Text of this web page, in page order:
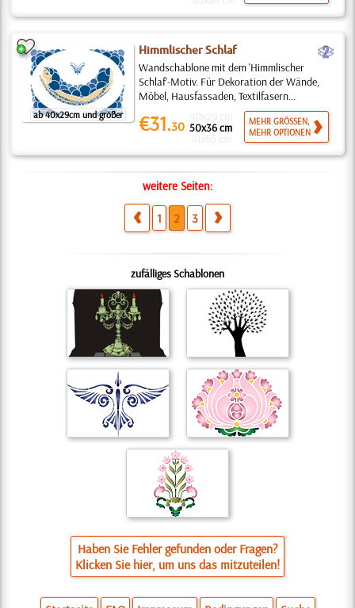
ab 40x29cm und größer
Himmlischer Schlaf b
Wandschablone mit dem 'Himmlischer
Schlaf'-Motiv. Für Dekoration der Wände,
Möbel, Hausfassaden, Textilfasern...
€31.30 50x36 cm
MEHR GRÖSSEN,
MEHR OPTIONEN
weitere Seiten:
1 2 3
zufälliges Schablonen
Haben Sie Fehler gefunden oder Fragen?
Klicken Sie hier, um uns das mitzuteilen!